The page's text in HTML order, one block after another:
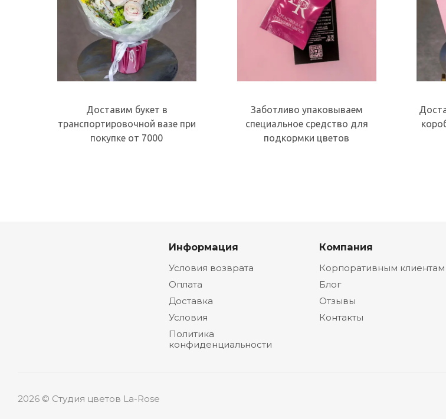
Доставим букет в
транспортировочной вазе при
покупке от 7000
Заботливо упаковываем
специальное средство для
подкормки цветов
Информация
Условия возврата
Оплата
Доставка
Условия
Политика
конфиденциальности
Компания
Корпоративным клиентам
Блог
Отзывы
Контакты
2026 © Студия цветов La-Rose